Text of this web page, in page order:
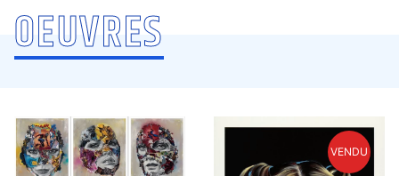
OEUVRES
SANDRA CHEVRIER
VENDU